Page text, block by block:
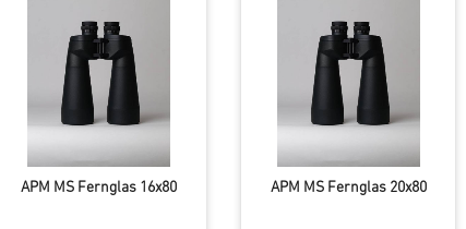
APM MS Fernglas 16x80 APM MS Fernglas 20x80